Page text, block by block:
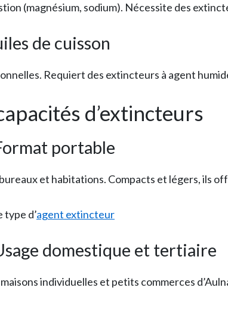
(magnésium, sodium). Nécessite des
de cuisson
Requiert des extincteurs à agent
d’extincteurs
portable
et habitations. Compacts et légers, ils
type d’agent extincteur
domestique et tertiaire
individuelles et petits commerces